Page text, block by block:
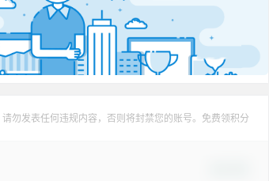
请勿发表任何违规内容，否则将封禁您的账号。免费领积分